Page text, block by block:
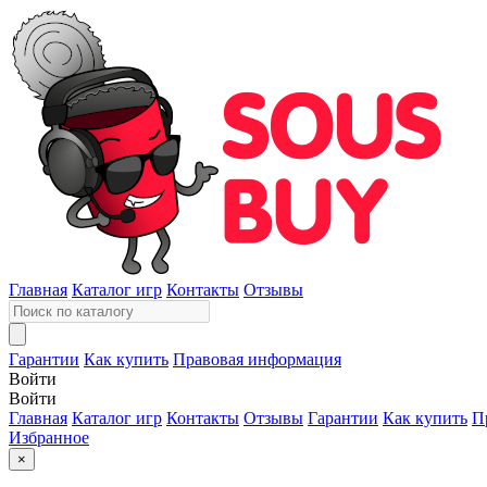
Главная Каталог игр Контакты Отзывы
Гарантии Как купить Правовая информация
Войти
Войти
Главная Каталог игр Контакты Отзывы Гарантии Как купить
Избранное
×